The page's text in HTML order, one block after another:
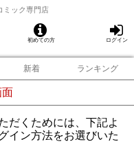
ミック専門店
初めての方 ログイン
新着 ランキング
面
だくためには、下記よ
イン方法をお選びいた